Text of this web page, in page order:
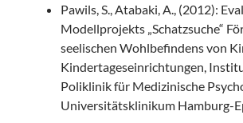
Pawils, S., Atabaki, A., (2012):
Modellprojekts „Schatzsuche“
seelischen Wohlbefindens von
Kindertageseinrichtungen,
Poliklinik für Medizinische
Universitätsklinikum Hamburg-